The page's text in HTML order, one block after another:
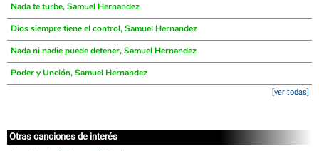
Nada te turbe, Samuel Hernandez
Dios siempre tiene el control, Samuel Hernandez
Nada ni nadie puede detener, Samuel Hernandez
Poder y Unción, Samuel Hernandez
[ver todas]
Otras canciones de interés